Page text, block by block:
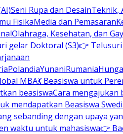
Seni Rupa dan DesainTeknik,
FisikaMedia dan Pemasaran
Olahraga, Kesehatan, dan
gelar Doktoral (S3)👉
PolandiaYunaniRumania
MBA💃 Beasiswa untuk
beasiswaCara mengajukan
mendapatkan Beasiswa
sebanding dengan upaya
waktu untuk mahasiswa👉